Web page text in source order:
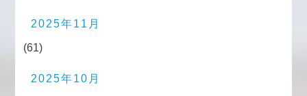
2025年11月
(61)
2025年10月